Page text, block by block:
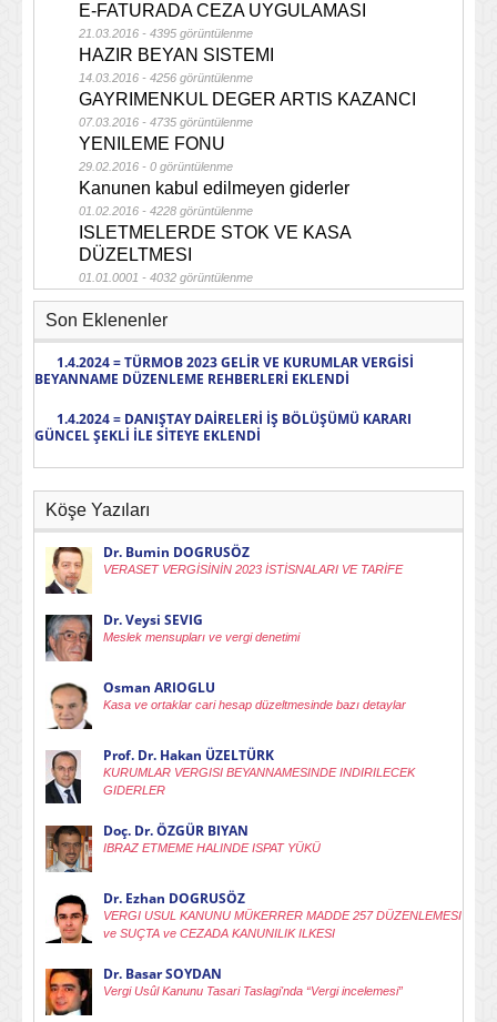
E-FATURADA CEZA UYGULAMASI
21.03.2016 - 4395 görüntülenme
HAZIR BEYAN SISTEMI
14.03.2016 - 4256 görüntülenme
GAYRIMENKUL DEGER ARTIS KAZANCI
07.03.2016 - 4735 görüntülenme
YENILEME FONU
29.02.2016 - 0 görüntülenme
Kanunen kabul edilmeyen giderler
01.02.2016 - 4228 görüntülenme
ISLETMELERDE STOK VE KASA
DÜZELTMESI
01.01.0001 - 4032 görüntülenme
Son Eklenenler
1.4.2024 = TÜRMOB 2023 GELİR VE KURUMLAR VERGİSİ
BEYANNAME DÜZENLEME REHBERLERİ EKLENDİ
1.4.2024 = DANIŞTAY DAİRELERİ İŞ BÖLÜŞÜMÜ KARARI
GÜNCEL ŞEKLİ İLE SİTEYE EKLENDİ
Köşe Yazıları
Dr. Bumin DOGRUSÖZ
VERASET VERGİSİNİN 2023 İSTİSNALARI VE TARİFE
Dr. Veysi SEVIG
Meslek mensupları ve vergi denetimi
Osman ARIOGLU
Kasa ve ortaklar cari hesap düzeltmesinde bazı detaylar
Prof. Dr. Hakan ÜZELTÜRK
KURUMLAR VERGISI BEYANNAMESINDE INDIRILECEK
GIDERLER
Doç. Dr. ÖZGÜR BIYAN
IBRAZ ETMEME HALINDE ISPAT YÜKÜ
Dr. Ezhan DOGRUSÖZ
VERGI USUL KANUNU MÜKERRER MADDE 257 DÜZENLEMESI
ve SUÇTA ve CEZADA KANUNILIK ILKESI
Dr. Basar SOYDAN
Vergi Usûl Kanunu Tasari Taslagi'nda “Vergi incelemesi”